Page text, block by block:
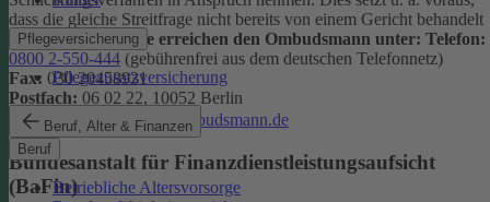
Pflegeversicherung
Pflegezusatzversicherung
Beruf, Alter & Finanzen
Beruf
Betriebliche Altersvorsorge
dass die gleiche Streitfrage nicht bereits von einem Gericht behandelt
wird oder wurde.Sie erreichen den Ombudsmann unter: Telefon:
0800 2-550-444 (gebührenfrei aus dem deutschen Telefonnetz)
Fax: 030 20458931
Postfach: 06 02 22, 10052 Berlin
Internet:
www.pkv-ombudsmann.de
Bundesanstalt für Finanzdienstleistungsaufsicht
(BaFin)